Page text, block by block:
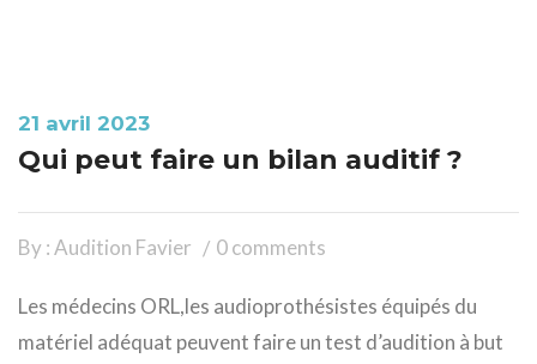
21 avril 2023
Qui peut faire un bilan auditif ?
By : Audition Favier 0 comments
Les médecins ORL,les audioprothésistes équipés du
matériel adéquat peuvent faire un test d’audition à but